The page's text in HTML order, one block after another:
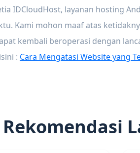
IDCloudHost, layanan hosting
Kami mohon maaf atas
kembali beroperasi dengan
: Cara Mengatasi Website yang
Rekomendasi